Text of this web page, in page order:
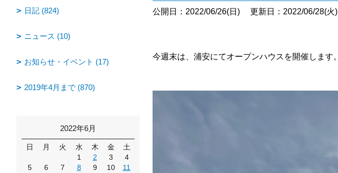
公開日：2022/06/26(日) 更新日：2022/06/28(火)
今週末は、浦安にてオープンハウスを開催します。
日記 (824)
ニュース (10)
お知らせ・イベント (17)
2019年4月まで (870)
2022年6月
日 月 火 水 木 金
土
1
2 3
4
5
6 7 8 9 10
11